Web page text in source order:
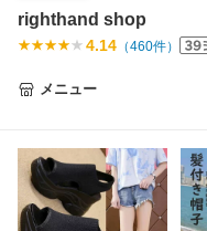
righthand shop
4.14 （460件）
メニュー